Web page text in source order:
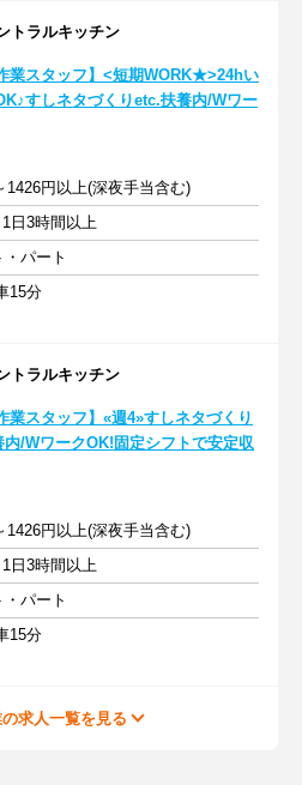
トラルキッチン
業スタッフ】<短期WORK★>24hい
すしネタづくりetc.扶養内/Wワー
1426円以上(深夜手当含む)
日3時間以上
パート
15分
トラルキッチン
業スタッフ】«週4»すしネタづくり
内/WワークOK!固定シフトで安定収
1426円以上(深夜手当含む)
日3時間以上
パート
15分
求人一覧を見る